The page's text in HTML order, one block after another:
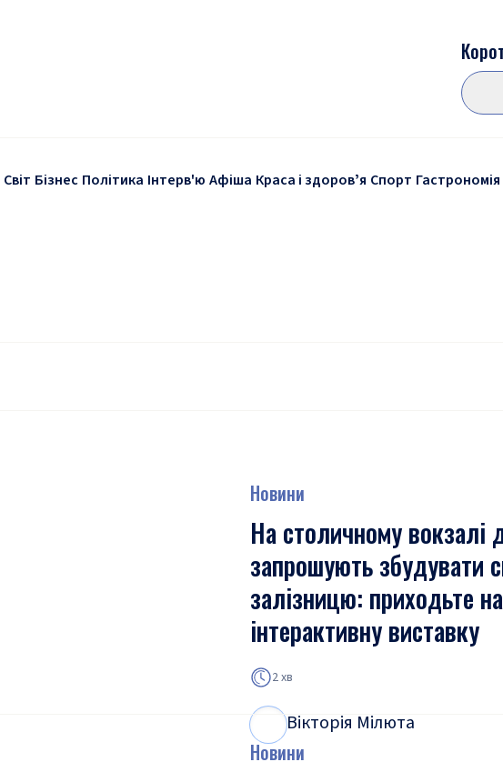
Світ Бізнес Політика Інтерв'ю Афіша Краса і здоровʼя Спорт Гастрономія
Новини
На столичному вокзалі
запрошують збудувати
залізницю: приходьте на
інтерактивну виставку
2 хв
Вікторія Мілюта
Новини